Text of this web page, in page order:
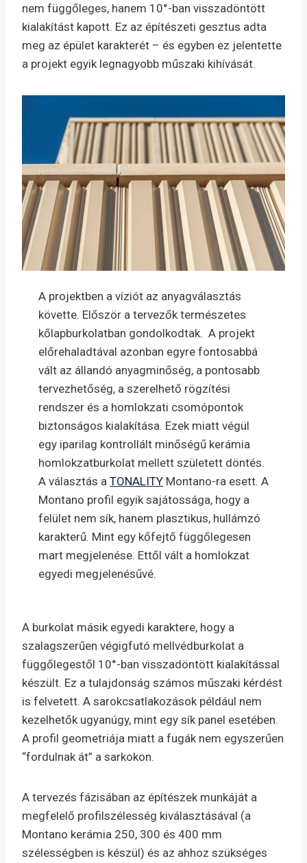
nem függőleges, hanem 10°-ban visszadöntött
kialakítást kapott. Ez az építészeti gesztus adta
meg az épület karakterét – és egyben ez jelentette
a projekt egyik legnagyobb műszaki kihívását.
A projektben a víziót az anyagválasztás
követte. Először a tervezők természetes
kőlapburkolatban gondolkodtak. A projekt
előrehaladtával azonban egyre fontosabbá
vált az állandó anyagminőség, a pontosabb
tervezhetőség, a szerelhető rögzítési
rendszer és a homlokzati csomópontok
biztonságos kialakítása. Ezek miatt végül
egy iparilag kontrollált minőségű kerámia
homlokzatburkolat mellett született döntés.
A választás a TONALITY Montano-ra esett. A
Montano profil egyik sajátossága, hogy a
felület nem sík, hanem plasztikus, hullámzó
karakterű. Mint egy kőfejtő függőlegesen
mart megjelenése. Ettől vált a homlokzat
egyedi megjelenésűvé.
A burkolat másik egyedi karaktere, hogy a
szalagszerűen végigfutó mellvédburkolat a
függőlegestől 10°-ban visszadöntött kialakítással
készült. Ez a tulajdonság számos műszaki kérdést
is felvetett. A sarokcsatlakozások például nem
kezelhetők ugyanúgy, mint egy sík panel esetében.
A profil geometriája miatt a fugák nem egyszerűen
“fordulnak át” a sarkokon.
A tervezés fázisában az építészek munkáját a
megfelelő profilszélesség kiválasztásával (a
Montano kerámia 250, 300 és 400 mm
szélességben is készül) és az ahhoz szükséges